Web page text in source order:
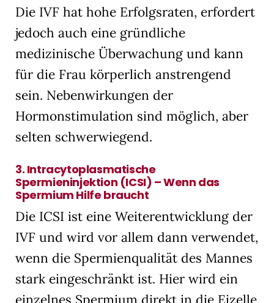
Die IVF hat hohe Erfolgsraten, erfordert
jedoch auch eine gründliche
medizinische Überwachung und kann
für die Frau körperlich anstrengend
sein. Nebenwirkungen der
Hormonstimulation sind möglich, aber
selten schwerwiegend.
3. Intracytoplasmatische
Spermieninjektion (ICSI) – Wenn das
Spermium Hilfe braucht
Die ICSI ist eine Weiterentwicklung der
IVF und wird vor allem dann verwendet,
wenn die Spermienqualität des Mannes
stark eingeschränkt ist. Hier wird ein
einzelnes Spermium direkt in die Eizelle